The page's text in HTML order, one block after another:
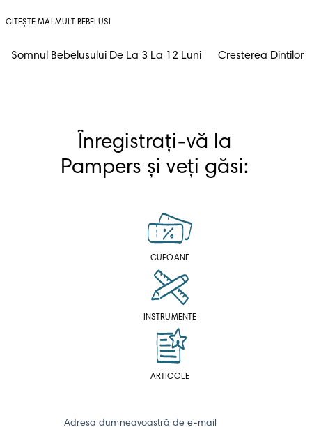
CITEȘTE MAI MULT BEBELUSI
Somnul Bebelusului De La 3 La 12 Luni Cresterea Dintilor
Înregistrați-vă la
Pampers și veți găsi:
CUPOANE
INSTRUMENTE
ARTICOLE
Adresa dumneavoastră de e-mail